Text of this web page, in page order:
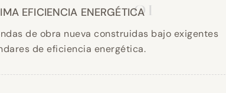
01
EFICIENCIA ENERGÉTICA
de obra nueva construidas bajo exigentes
de eficiencia energética.